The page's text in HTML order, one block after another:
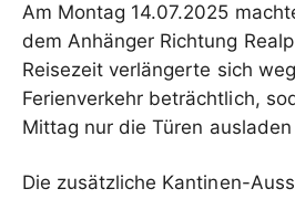
Am Montag 14.07.2025
dem Anhänger Richtung
Reisezeit verlängerte sich
Ferienverkehr beträchtlich,
Mittag nur die Türen
Die zusätzliche Kantinen-